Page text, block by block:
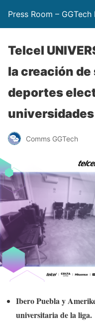
Press Room –
Telcel
la creación de
deportes
universidades
Comms GGTech
Ibero Puebla y
universitaria de la liga.